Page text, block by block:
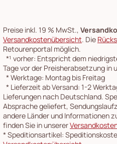
Preise inkl. 19 % MwSt.,
Versandkostenübersicht. Die
Retourenportal möglich.
*¹ vorher: Entspricht dem
Tage vor der Preisherabsetzung in
*Werktage: Montag bis Freitag
* Lieferzeit ab Versand: 1-2
Lieferungen nach Deutschland.
Absprache geliefert,
andere Länder und Informationen
finden Sie in unserer
*Speditionsartikel: